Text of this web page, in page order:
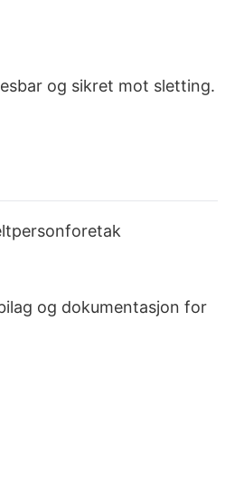
og sikret mot sletting.
og dokumentasjon for